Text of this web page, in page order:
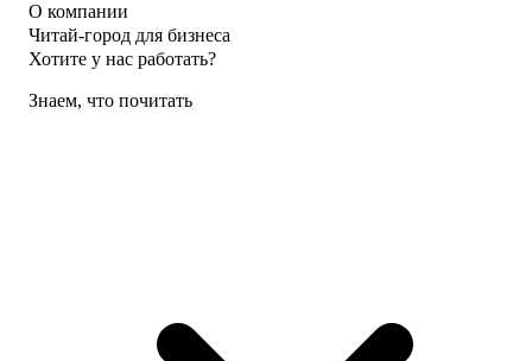
О компании
Читай-город для бизнеса
Хотите у нас работать?
Знаем, что почитать